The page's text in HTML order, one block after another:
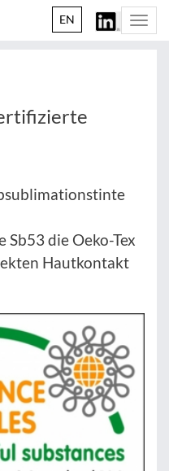
EN
die Oeko-Tex
Hautkontakt